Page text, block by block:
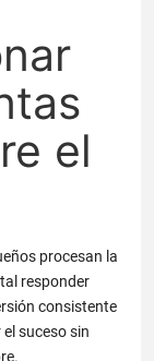
el
procesan la
responder
consistente
suceso sin